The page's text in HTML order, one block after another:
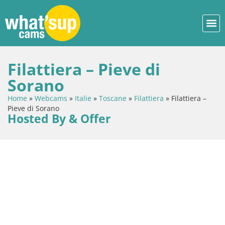
Filattiera – Pieve di
Sorano
Home » Webcams » Italie » Toscane » Filattiera » Filattiera –
Pieve di Sorano
Hosted By & Offer